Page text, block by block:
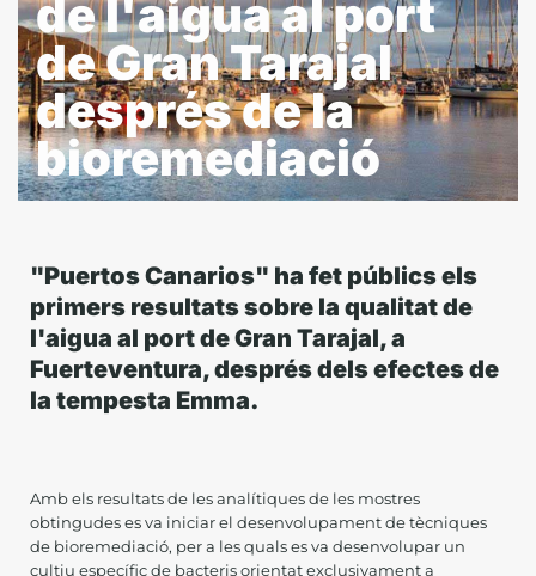
de l'aigua al port
de Gran Tarajal
després de la
bioremediació
"Puertos Canarios" ha fet públics els
primers resultats sobre la qualitat de
l'aigua al port de Gran Tarajal, a
Fuerteventura, després dels efectes de
la tempesta Emma.
Amb els resultats de les analítiques de les mostres
obtingudes es va iniciar el desenvolupament de tècniques
de bioremediació, per a les quals es va desenvolupar un
cultiu específic de bacteris orientat exclusivament a